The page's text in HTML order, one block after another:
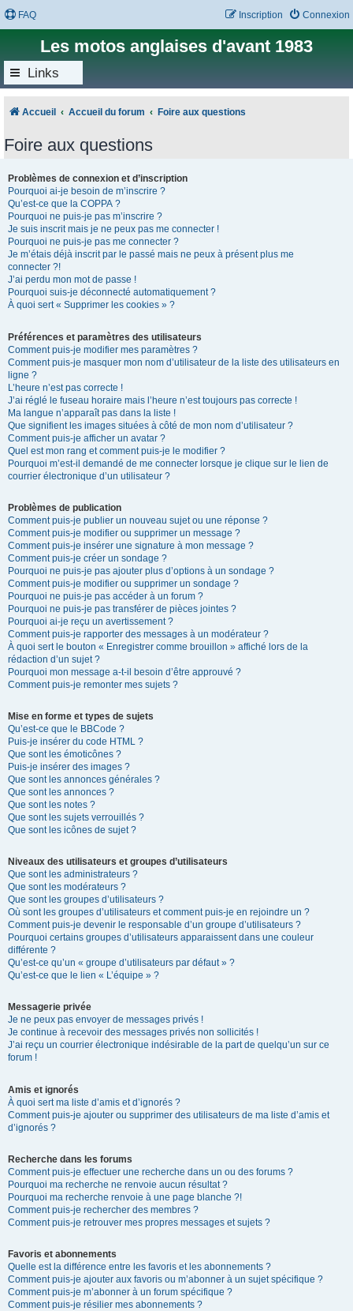
FAQ Connexion
Inscription
Les motos anglaises d'avant 1983
Links
Accueil Accueil du forum Foire aux questions
Foire aux questions
Problèmes de connexion et d’inscription
Pourquoi ai-je besoin de m’inscrire ?
Qu’est-ce que la COPPA ?
Pourquoi ne puis-je pas m’inscrire ?
Je suis inscrit mais je ne peux pas me connecter !
Pourquoi ne puis-je pas me connecter ?
Je m’étais déjà inscrit par le passé mais ne peux à présent plus me
connecter ?!
J’ai perdu mon mot de passe !
Pourquoi suis-je déconnecté automatiquement ?
À quoi sert « Supprimer les cookies » ?
Préférences et paramètres des utilisateurs
Comment puis-je modifier mes paramètres ?
Comment puis-je masquer mon nom d’utilisateur de la liste des utilisateurs en
ligne ?
L’heure n’est pas correcte !
J’ai réglé le fuseau horaire mais l’heure n’est toujours pas correcte !
Ma langue n’apparaît pas dans la liste !
Que signifient les images situées à côté de mon nom d’utilisateur ?
Comment puis-je afficher un avatar ?
Quel est mon rang et comment puis-je le modifier ?
Pourquoi m’est-il demandé de me connecter lorsque je clique sur le lien de
courrier électronique d’un utilisateur ?
Problèmes de publication
Comment puis-je publier un nouveau sujet ou une réponse ?
Comment puis-je modifier ou supprimer un message ?
Comment puis-je insérer une signature à mon message ?
Comment puis-je créer un sondage ?
Pourquoi ne puis-je pas ajouter plus d’options à un sondage ?
Comment puis-je modifier ou supprimer un sondage ?
Pourquoi ne puis-je pas accéder à un forum ?
Pourquoi ne puis-je pas transférer de pièces jointes ?
Pourquoi ai-je reçu un avertissement ?
Comment puis-je rapporter des messages à un modérateur ?
À quoi sert le bouton « Enregistrer comme brouillon » affiché lors de la
rédaction d’un sujet ?
Pourquoi mon message a-t-il besoin d’être approuvé ?
Comment puis-je remonter mes sujets ?
Mise en forme et types de sujets
Qu’est-ce que le BBCode ?
Puis-je insérer du code HTML ?
Que sont les émoticônes ?
Puis-je insérer des images ?
Que sont les annonces générales ?
Que sont les annonces ?
Que sont les notes ?
Que sont les sujets verrouillés ?
Que sont les icônes de sujet ?
Niveaux des utilisateurs et groupes d’utilisateurs
Que sont les administrateurs ?
Que sont les modérateurs ?
Que sont les groupes d’utilisateurs ?
Où sont les groupes d’utilisateurs et comment puis-je en rejoindre un ?
Comment puis-je devenir le responsable d’un groupe d’utilisateurs ?
Pourquoi certains groupes d’utilisateurs apparaissent dans une couleur
différente ?
Qu’est-ce qu’un « groupe d’utilisateurs par défaut » ?
Qu’est-ce que le lien « L’équipe » ?
Messagerie privée
Je ne peux pas envoyer de messages privés !
Je continue à recevoir des messages privés non sollicités !
J’ai reçu un courrier électronique indésirable de la part de quelqu’un sur ce
forum !
Amis et ignorés
À quoi sert ma liste d’amis et d’ignorés ?
Comment puis-je ajouter ou supprimer des utilisateurs de ma liste d’amis et
d’ignorés ?
Recherche dans les forums
Comment puis-je effectuer une recherche dans un ou des forums ?
Pourquoi ma recherche ne renvoie aucun résultat ?
Pourquoi ma recherche renvoie à une page blanche ?!
Comment puis-je rechercher des membres ?
Comment puis-je retrouver mes propres messages et sujets ?
Favoris et abonnements
Quelle est la différence entre les favoris et les abonnements ?
Comment puis-je ajouter aux favoris ou m’abonner à un sujet spécifique ?
Comment puis-je m’abonner à un forum spécifique ?
Comment puis-je résilier mes abonnements ?